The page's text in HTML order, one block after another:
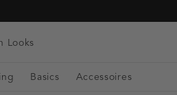
Looks
Denim
Basics Accessoires